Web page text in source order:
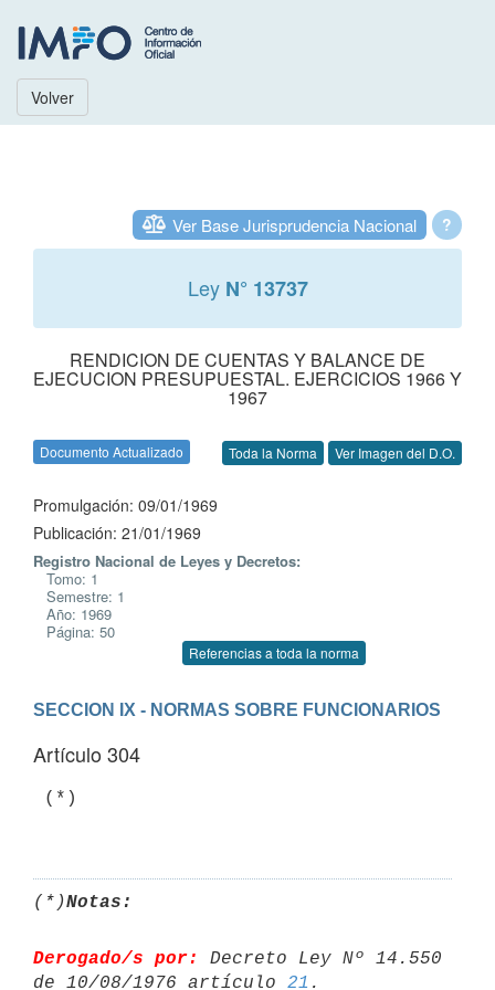
Volver
?
Ver Base Jurisprudencia Nacional
Ley N° 13737
RENDICION DE CUENTAS Y BALANCE DE
EJECUCION PRESUPUESTAL. EJERCICIOS 1966 Y
1967
Documento Actualizado Toda la Norma Ver Imagen del D.O.
Promulgación: 09/01/1969
Publicación: 21/01/1969
Registro Nacional de Leyes y Decretos:
Tomo: 1
Semestre: 1
Año: 1969
Página: 50
Referencias a toda la norma
SECCION IX - NORMAS SOBRE FUNCIONARIOS
Artículo 304
(*)Notas:
Derogado/s por:
Decreto Ley Nº 14.550
de 10/08/1976 artículo 21